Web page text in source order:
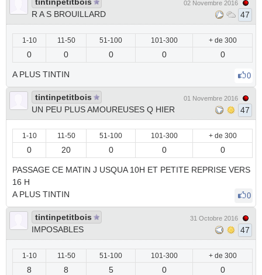
R A S BROUILLARD
02 Novembre 2016
47
1-10 11-50 51-100 101-300 + de 300
0 0 0 0 0
A PLUS TINTIN 0
tintinpetitbois
UN PEU PLUS AMOUREUSES Q HIER
01 Novembre 2016
47
1-10 11-50 51-100 101-300 + de 300
0 20 0 0 0
PASSAGE CE MATIN J USQUA 10H ET PETITE REPRISE VERS
16 H
A PLUS TINTIN
0
tintinpetitbois
IMPOSABLES
31 Octobre 2016
47
1-10 11-50 51-100 101-300 + de 300
8 8 5 0 0